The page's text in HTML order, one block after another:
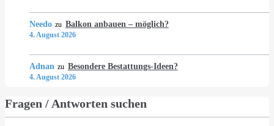
Needo zu Balkon anbauen – möglich?
4. August 2026
Adnan zu Besondere Bestattungs-Ideen?
4. August 2026
Fragen / Antworten suchen